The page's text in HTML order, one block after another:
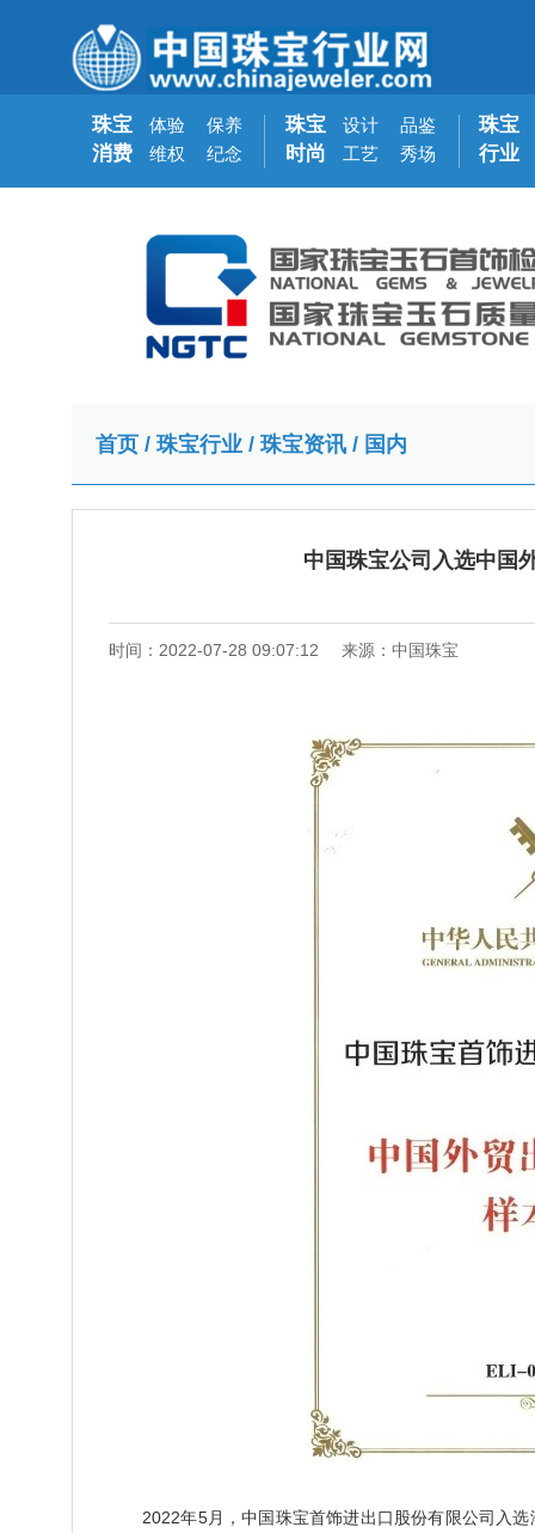
珠宝
消费
体验
维权
保养
纪念
珠宝
时尚
设计
工艺
品鉴
秀场
珠宝
行业
首页 / 珠宝行业 / 珠宝资讯 / 国内
中国珠宝公司入选中国
时间：2022-07-28 09:07:12 来源：中国珠宝
2022年5月，中国珠宝首饰进出口股份有限公司入